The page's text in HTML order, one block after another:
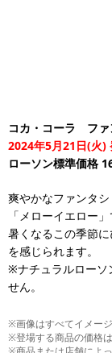
コカ・コーラ フ
2024年5月21日(火)
ローソン標準価格
爽やかなファンタ
「メローイエロー
暑くなるこの季節
を感じられます。
※ナチュラルローソ
せん。
※画像はすべてイメージ
※登場する商品の価格